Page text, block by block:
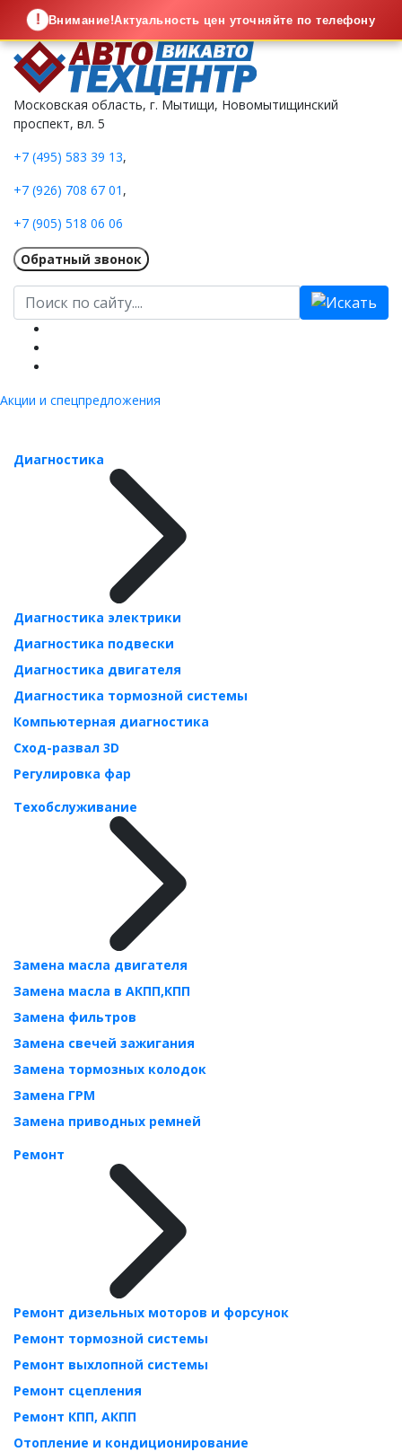
! Внимание!Актуальность цен уточняйте по телефону
Московская область, г. Мытищи, Новомытищинский
проспект, вл. 5
+7 (495) 583 39 13,
+7 (926) 708 67 01 ,
+7 (905) 518 06 06
Акции и спецпредложения
Диагностика
Диагностика электрики
Диагностика подвески
Диагностика двигателя
Диагностика тормозной системы
Компьютерная диагностика
Сход-развал 3D
Регулировка фар
Техобслуживание
Замена масла двигателя
Замена масла в АКПП,КПП
Замена фильтров
Замена свечей зажигания
Замена тормозных колодок
Замена ГРМ
Замена приводных ремней
Ремонт
Ремонт дизельных моторов и форсунок
Ремонт тормозной системы
Ремонт выхлопной системы
Ремонт сцепления
Ремонт КПП, АКПП
Отопление и кондиционирование